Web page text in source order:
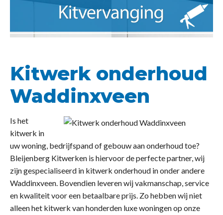
Kitwerk onderhoud
Waddinxveen
Is het
kitwerk in
uw woning, bedrijfspand of gebouw aan onderhoud toe?
Bleijenberg Kitwerken is hiervoor de perfecte partner, wij
zijn gespecialiseerd in kitwerk onderhoud in onder andere
Waddinxveen. Bovendien leveren wij vakmanschap, service
en kwaliteit voor een betaalbare prijs. Zo hebben wij niet
alleen het kitwerk van honderden luxe woningen op onze